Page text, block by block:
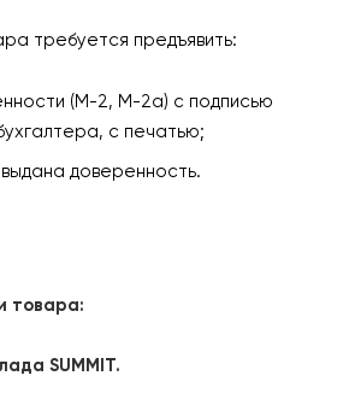
требуется предъявить:
(М-2, М-2а) с подписью
с печатью;
доверенность.
товара:
SUMMIT.